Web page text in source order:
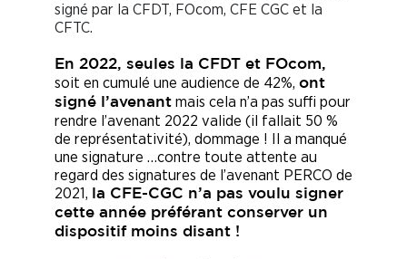
signé par la CFDT, FOcom, CFE CGC et la
CFTC.
En 2022, seules la CFDT et FOcom,
soit en cumulé une audience de 42%, ont
signé l’avenant mais cela n’a pas suffi pour
rendre l’avenant 2022 valide (il fallait 50 %
de représentativité), dommage ! Il a manqué
une signature …contre toute attente au
regard des signatures de l’avenant PERCO de
2021,
la CFE-CGC n’a pas voulu signer
cette année préférant conserver un
dispositif moins disant !